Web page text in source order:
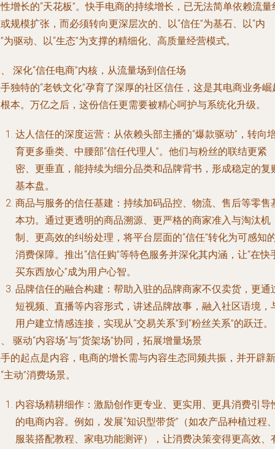
增长的“天花板”。快手电商的持续增长，已无法简单依赖流量
规模扩张，而必须转向更深层次的、以“信任”为基石、以“内
为驱动、以“生态”为支撑的精细化、高质量经营模式。
深化“信任电商”内核，从流量场到信任场
独特的“老铁文化”孕育了深厚的社区信任，这是其电商业务崛
本。万亿之后，这份信任更需要被精心呵护与系统化升级。
达人信任的深度运营 ：从依赖头部主播的“爆款驱动”，转向
育更多垂类、中腰部“信任代理人”。他们与粉丝的联结更紧
密、更垂直，能持续为细分品类和品牌背书，形成稳定的复
基本盘。
商品与服务的信任基建 ：持续加码品控、物流、售后等零售
本功。通过更透明的商品溯源、更严格的商家准入与淘汰机
制、更高效的纠纷处理，将平台层面的“信任”转化为可感知
消费保障。推出“信任购”等特色服务并深化其内涵，让“在快
买东西放心”成为用户心智。
品牌信任的融合构建 ：帮助入驻的品牌商家不仅卖货，更通
短视频、直播等内容形式，讲述品牌故事，融入社区语境，
用户建立情感连接，实现从“交易关系”到“粉丝关系”的跃迁。
驱动“内容场”与“货架场”协同，拓展增量场景
的起点是内容，电商的增长需与内容生态同频共振，并开辟新
主动”消费场景。
内容场精耕细作 ：激励创作更专业、更实用、更具消费引导
的电商内容。例如，发展“知识型带货”（如农产品种植过程
服装搭配教程、家电功能测评），让消费决策变得更高效、